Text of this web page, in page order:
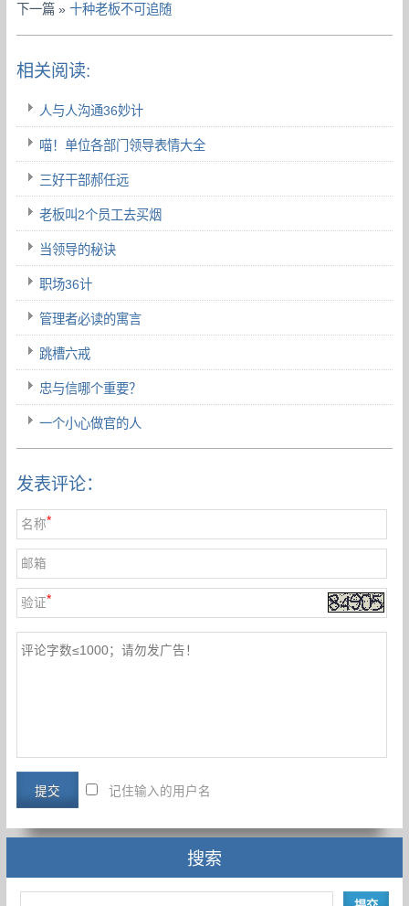
下一篇 »十种老板不可追随
相关阅读:
人与人沟通36妙计
喵！单位各部门领导表情大全
三好干部郝任远
老板叫2个员工去买烟
当领导的秘诀
职场36计
管理者必读的寓言
跳槽六戒
忠与信哪个重要？
一个小心做官的人
发表评论：
名称*
邮箱
验证*
记住输入的用户名
搜索